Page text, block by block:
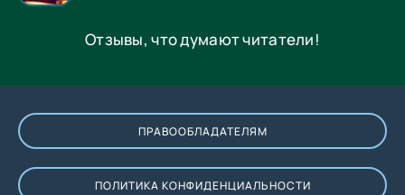
Отзывы, что думают читатели!
ПРАВООБЛАДАТЕЛЯМ
ПОЛИТИКА КОНФИДЕНЦИАЛЬНОСТИ